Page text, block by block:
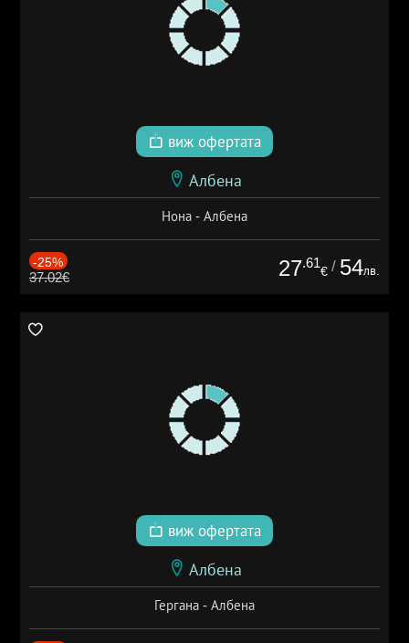
виж офертата
Албена
Нона - Албена
-25%
37.02€ 27.61
€ / 54лв.
виж офертата
Албена
Гергана - Албена